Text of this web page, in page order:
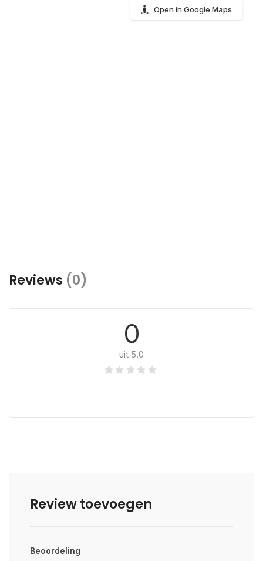
Open in Google Maps
Reviews (0)
0
uit 5.0
Review toevoegen
Beoordeling